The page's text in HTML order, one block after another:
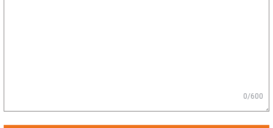
0/600